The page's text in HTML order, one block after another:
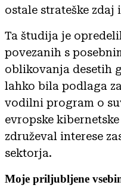
ostale strateške
Ta študija je
povezanih s
oblikovanja desetih
lahko bila podlaga
vodilni program o
evropske
združeval interese
sektorja.
Moje priljubljene